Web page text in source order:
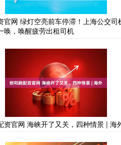
官网 绿灯空亮前车停滞！上海公交司
唤，唤醒疲劳出租司机
资官网 海峡开了又关，四种情景 | 海